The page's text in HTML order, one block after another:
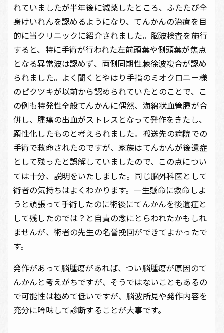
れていましたが半年後に減薬したところ、ふたたび全
身けいれんを認めるようになり、てんかんの治療を目
的に当クリニックに紹介されました。脳波検査を施行
すると、特に手術が行われた左前頭葉や側頭葉が焦点
となる異常波は認めず、両側同期性棘徐波複合が認め
られました。よく聞くとやはり手指のミオクロニー様
のピクツキが以前から認められていたとのことで、こ
の例も特発性全般てんかんに偶然、海綿状血管腫が合
併し、腫瘍の出血がストレスとなって発作をきたし、
顕性化したものと考えられました。搬送先の病院での
手術で救命されたのですが、家族はてんかんが後遺症
として残ったと誤解していましたので、この点につい
ては十分、説明をいたしました。同じ脳外科医として
術者の気持ちはよくわかります。一生懸命に救命しよ
うと頑張って手術したのに術後にてんかんを後遺症と
して残したのでは？と自責の念にとらわれたかもしれ
ませんが、術者の先生の名誉挽回ができてよかったで
す。
発作があって脳腫瘍があれば、つい脳腫瘍が原因のて
んかんと考えがちですが、そうではないこともあるの
で可能性は極めて低いですが、脳波所見や発作内容を
充分に吟味して診断することが大事です。